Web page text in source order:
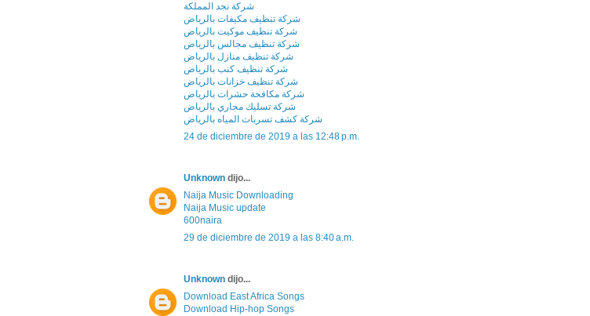
شركة نجد المملكة
شركة تنظيف مكيفات بالرياض
شركة تنظيف موكيت بالرياض
شركة تنظيف مجالس بالرياض
شركة تنظيف منازل بالرياض
شركة تنظيف كنب بالرياض
شركة تنظيف خزانات بالرياض
شركة مكافحة حشرات بالرياض
شركة تسليك مجاري بالرياض
شركة كشف تسربات المياه بالرياض
24 de diciembre de 2019 a las 12:48 p.m.
Unknown dijo...
Naija Music Downloading
Naija Music update
600naira
29 de diciembre de 2019 a las 8:40 a.m.
Unknown dijo...
Download East Africa Songs
Download Hip-hop Songs